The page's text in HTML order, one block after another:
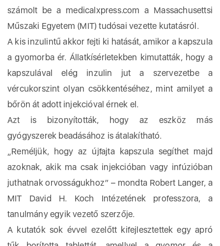
számolt be a medicalxpress.com a Massachusettsi
Műszaki Egyetem (MIT) tudósai vezette kutatásról.
A kis inzulintű akkor fejti ki hatását, amikor a kapszula
a gyomorba ér. Állatkísérletekben kimutatták, hogy a
kapszulával elég inzulin jut a szervezetbe a
vércukorszint olyan csökkentéséhez, mint amilyet a
bőrön át adott injekcióval érnek el.
Azt is bizonyították, hogy az eszköz más
gyógyszerek beadásához is átalakítható.
„Reméljük, hogy az újfajta kapszula segíthet majd
azoknak, akik ma csak injekcióban vagy infúzióban
juthatnak orvosságukhoz” – mondta Robert Langer, a
MIT David H. Koch Intézetének professzora, a
tanulmány egyik vezető szerzője.
A kutatók sok évvel ezelőtt kifejlesztettek egy apró